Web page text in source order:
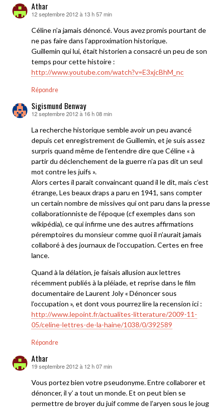
Athar
dit :
12 septembre 2012 à 13 h 57 min
Céline n’a jamais dénoncé. Vous avez promis pourtant de
ne pas faire dans l’approximation historique.
Guillemin qui lui, était historien a consacré un peu de son
temps pour cette histoire :
http://www.youtube.com/watch?v=E3xjcBhM_nc
Répondre
Sigismund Benway
dit :
12 septembre 2012 à 16 h 08 min
La recherche historique semble avoir un peu avancé
depuis cet enregistrement de Guillemin, et je suis assez
surpris quand même de l’entendre dire que Céline « à
partir du déclenchement de la guerre n’a pas dit un seul
mot contre les juifs ».
Alors certes il parait convaincant quand il le dit, mais c’est
étrange, Les beaux draps a paru en 1941, sans compter
un certain nombre de missives qui ont paru dans la presse
collaborationniste de l’époque (cf exemples dans son
wikipédia), ce qui infirme une des autres affirmations
péremptoires du monsieur comme quoi il n’aurait jamais
collaboré à des journaux de l’occupation. Certes en free
lance.
Quand à la délation, je faisais allusion aux lettres
récemment publiés à la pléiade, et reprise dans le film
documentaire de Laurent Joly « Dénoncer sous
l’occupation », et dont vous pourrez lire la recension ici :
http://www.lepoint.fr/actualites-litterature/2009-11-
05/celine-lettres-de-la-haine/1038/0/392589
Répondre
Athar
dit :
19 septembre 2012 à 12 h 07 min
Vous portez bien votre pseudonyme. Entre collaborer et
dénoncer, il y’ a tout un monde. Et on peut bien se
permettre de broyer du juif comme de l’aryen sous le joug